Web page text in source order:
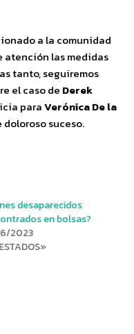
a la comunidad
atención las medidas
tanto, seguiremos
el caso de Derek
paraVerónica De la
suceso.
desaparecidos
en bolsas?
2023